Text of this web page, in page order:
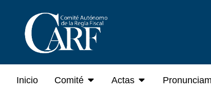
Inicio Comité Actas